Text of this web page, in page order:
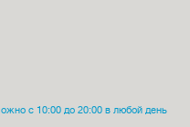
с 10:00 до 20:00 в любой день